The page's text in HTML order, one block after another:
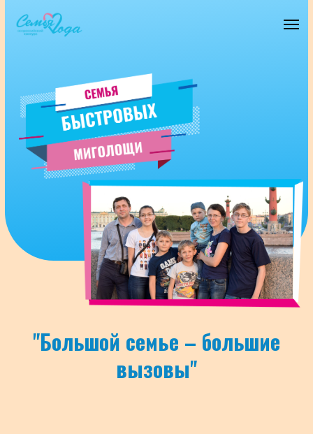
"Большой семье – большие
вызовы"